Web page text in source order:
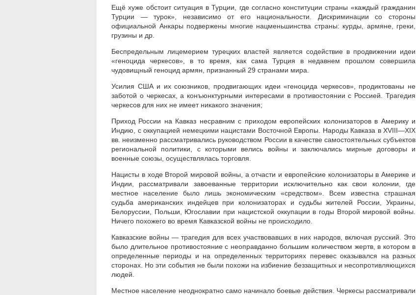
Ещё хуже обстоит ситуация в Турции, где согласно конституции страны «каждый гражданин
Турции — турок», независимо от его национальности. Дискриминации со стороны
официальной Анкары подвержены многие нацменьшинства страны: курды, армяне, греки,
грузины и др.
Беспредельным лицемерием турецких властей является содействие в продвижении идеи
«геноцида черкесов», в то время, как сама Турция в недавнем прошлом совершила
чудовищный геноцид армян, признанный 29 странами мира.
Усилия США и их союзников, продвигающих идеи «геноцида черкесов», продиктованы не
заботой о черкесах, а конъюнктурными интересами в противостоянии с Россией. Трагедия
черкесов для них не имеет никакого значения;
Приход России на Кавказ несравним с приходом европейских колонизаторов в Америку и
Индию, с оккупацией немецкими нацистами Восточной Европы. Народы Кавказа в XVIII—XIX
вв. неизменно рассматривались руководством России в качестве самостоятельных субъектов
региональной политики, с которыми велись войны и заключались мирные договоры и
военные союзы, осуществлялась торговля.
Нацисты в ходе Второй мировой войны, а отчасти и европейские колонизаторы в Америке и
Индии, рассматривали завоеванные территории исключительно как свои колонии, где
местное население было лишь экономическим «средством». Всем известна страшная
судьба американских индейцев при колонизаторах и судьбы жителей России, Украины,
Белоруссии, Польши, Югославии при нацистской оккупации в годы Второй мировой войны.
Ничего похожего во время Кавказской войны не происходило.
Кавказские войны — трагедия для всех участвовавших в них народов, включая русский. Это
было длительное противостояние с неоправданно большим количеством жертв, в котором в
определенные периоды и на определенных территориях перевес оказывался на разных
сторонах. Но эти события не были похожи на избиение беззащитных и несопротивляющихся
людей.
Местное население неоднократно само начинало боевые действия. Черкесы рассматривали